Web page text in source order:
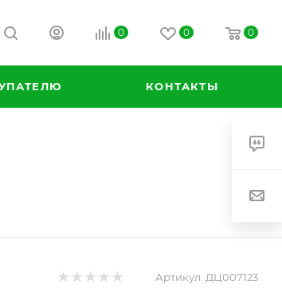
0 0 0
КОНТАКТЫ
Артикул: ДЦ007123